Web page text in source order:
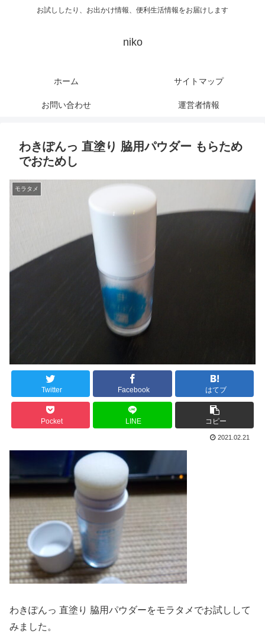
お試ししたり、お出かけ情報、便利生活情報をお届けします
niko
ホーム サイトマップ
お問い合わせ 運営者情報
わきぽんっ 直塗り 脇用パウダー もらため
でおためし
モラタメ
Twitter Facebook はてブ
Pocket LINE コピー
2021.02.21
わきぽんっ 直塗り 脇用パウダーをモラタメでお試しして
みました。